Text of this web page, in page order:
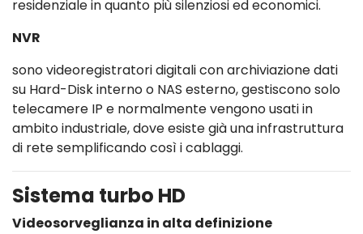
residenziale in quanto più silenziosi ed economici.
NVR
sono videoregistratori digitali con archiviazione dati
su Hard-Disk interno o NAS esterno, gestiscono solo
telecamere IP e normalmente vengono usati in
ambito industriale, dove esiste già una infrastruttura
di rete semplificando così i cablaggi.
Sistema turbo HD
Videosorveglianza in alta definizione